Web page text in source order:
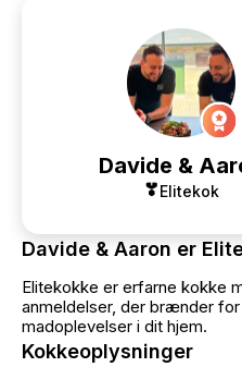
Davide &
Elitekok
Davide & Aaron er
Elitekokke er erfarne kokke
anmeldelser, der brænder
madoplevelser i dit hjem.
Kokkeoplysninger